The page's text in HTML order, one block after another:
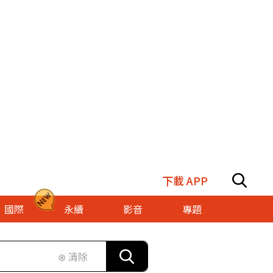
下載 APP
國際 永續 影音
專題
⊗ 清除